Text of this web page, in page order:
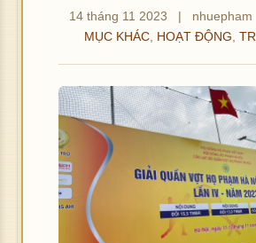
14 tháng 11 2023 | nhuepham
MỤC KHÁC HOẠT ĐỘNG